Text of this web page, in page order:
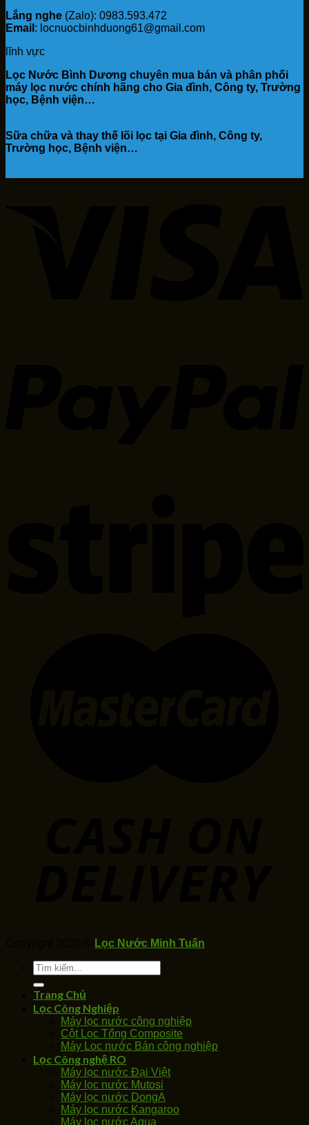
Lắng nghe (Zalo): 0983.593.472
Email : locnuocbinhduong61@gmail.com
lĩnh vực
Lọc Nước Bình Dương chuyên mua bán và phân phối
máy lọc nước chính hãng cho Gia đình, Công ty, Trường
học, Bệnh viện…
Sữa chữa và thay thế lõi lọc tại Gia đình, Công ty,
Trường học, Bệnh viện…
Lọc Nước Minh Tuấn
Tìm
kiếm:
Trang Chủ
Lọc Công Nghiệp
Máy lọc nước công nghiệp
Cột Lọc Tổng Composite
Máy Loc nước Bán công nghiệp
Lọc Công nghệ RO
Máy lọc nước Đại Việt
Máy lọc nước Mutosi
Máy lọc nước DongA
Máy lọc nước Kangaroo
Máy lọc nước Aqua